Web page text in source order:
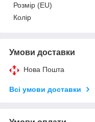
Розмір (EU)
Колір
Умови доставки
Нова Пошта
Всі умови доставки